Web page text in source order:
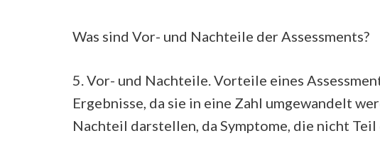
Was sind Vor- und Nachteile der Assessments?
5. Vor- und Nachteile. Vorteile eines
Ergebnisse, da sie in eine Zahl umgewandelt
Nachteil darstellen, da Symptome, die nicht